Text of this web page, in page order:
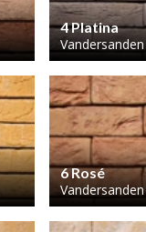
4 Platina
Vandersanden
6 Rosé
Vandersanden